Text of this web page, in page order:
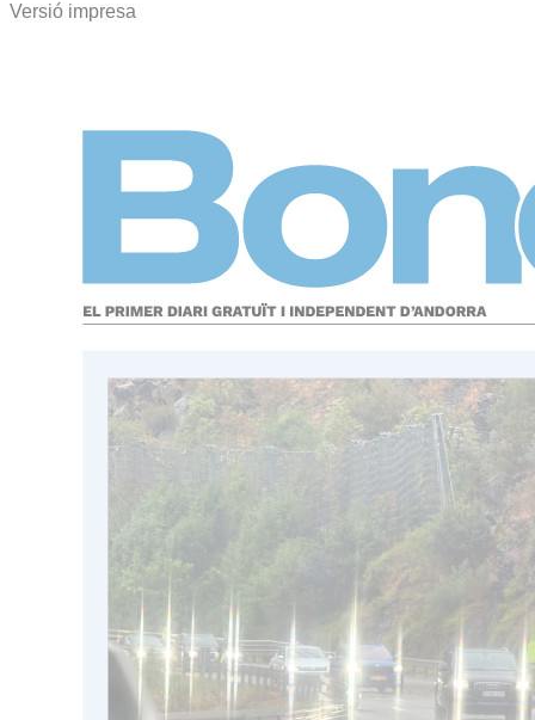
Versió impresa